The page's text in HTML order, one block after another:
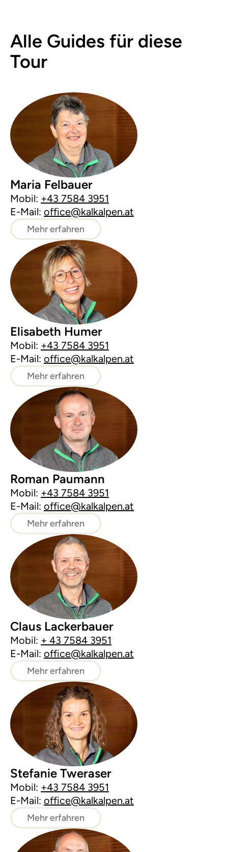
Alle Guides für diese
Tour
Maria Felbauer
Mobil: +43 7584 3951
E-Mail: office@kalkalpen.at
Mehr erfahren
Elisabeth Humer
Mobil: +43 7584 3951
E-Mail: office@kalkalpen.at
Mehr erfahren
Roman Paumann
Mobil: +43 7584 3951
E-Mail: office@kalkalpen.at
Mehr erfahren
Claus Lackerbauer
Mobil: + 43 7584 3951
E-Mail: office@kalkalpen.at
Mehr erfahren
Stefanie Tweraser
Mobil: +43 7584 3951
E-Mail: office@kalkalpen.at
Mehr erfahren